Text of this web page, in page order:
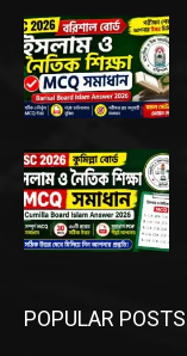
POPULAR POSTS